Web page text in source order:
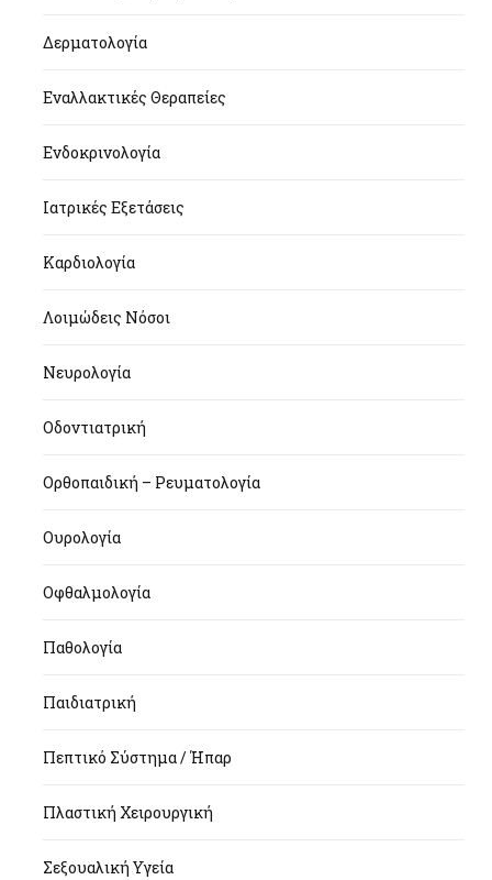
Δερματολογία
Εναλλακτικές Θεραπείες
Ενδοκρινολογία
Ιατρικές Εξετάσεις
Καρδιολογία
Λοιμώδεις Νόσοι
Νευρολογία
Οδοντιατρική
Ορθοπαιδική – Ρευματολογία
Ουρολογία
Οφθαλμολογία
Παθολογία
Παιδιατρική
Πεπτικό Σύστημα / Ήπαρ
Πλαστική Χειρουργική
Σεξουαλική Υγεία